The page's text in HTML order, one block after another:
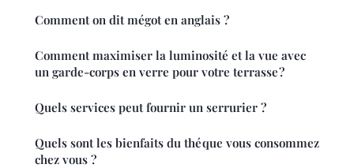
Comment on dit mégot en anglais ?
Comment maximiser la luminosité et la vue avec
un garde-corps en verre pour votre terrasse ?
Quels services peut fournir un serrurier ?
Quels sont les bienfaits du thé que vous consommez
chez vous ?